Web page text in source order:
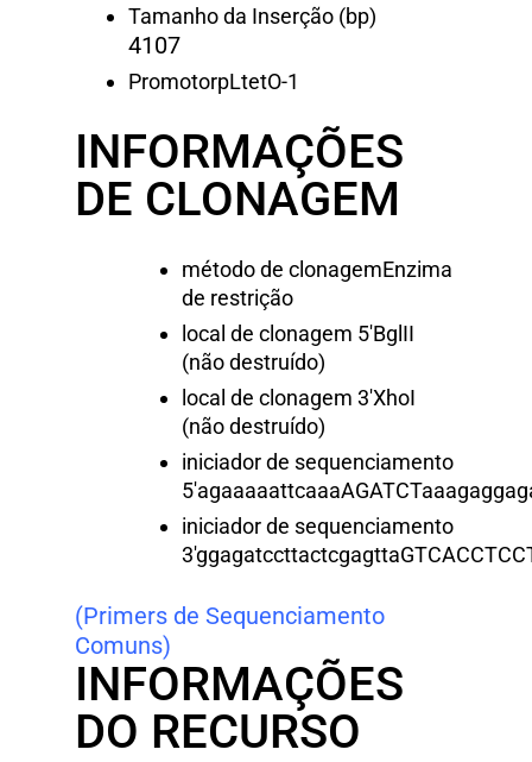
Tamanho da Inserção (bp)
4107
PromotorpLtetO-1
INFORMAÇÕES
DE CLONAGEM
método de clonagemEnzima
de restrição
local de clonagem 5′BglII
(não destruído)
local de clonagem 3′XhoI
(não destruído)
iniciador de sequenciamento
5′
iniciador de sequenciamento
3′
(Primers de Sequenciamento
Comuns)
INFORMAÇÕES
DO RECURSO